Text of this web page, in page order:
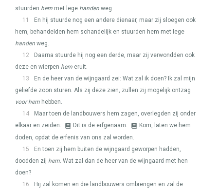
stuurden hem met lege handen weg.
11
En hij stuurde nog een andere dienaar, maar zij sloegen ook
hem, behandelden hem schandelijk en stuurden hem met lege
handen weg.
12
Daarna stuurde hij nog een derde, maar zij verwondden ook
deze en wierpen hem eruit.
13
En de heer van de wijngaard zei: Wat zal ik doen? Ik zal mijn
geliefde zoon sturen. Als zij deze zien, zullen zij mogelijk ontzag
voor hem hebben.
14
Maar toen de landbouwers hem zagen, overlegden zij onder
elkaar en zeiden:
Dit is de erfgenaam.
Kom, laten we hem
doden, opdat de erfenis van ons zal worden.
15
En toen zij hem buiten de wijngaard geworpen hadden,
doodden zij hem. Wat zal dan de heer van de wijngaard met hen
doen?
16
Hij zal komen en die landbouwers ombrengen en zal de